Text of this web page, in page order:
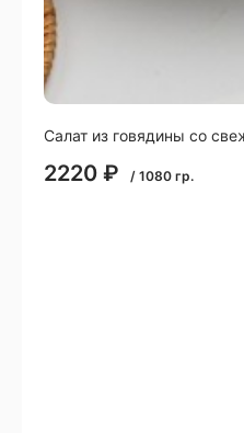
Салат из говядины со
2220 ₽ / 1080 гр.